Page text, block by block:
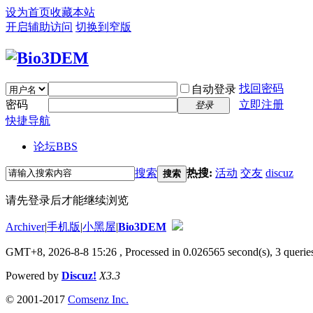
设为首页收藏本站
开启辅助访问 切换到窄版
自动登录 找回密码
密码
登录
立即注册
快捷导航
论坛BBS
搜索 搜索 热搜: 活动 交友 discuz
请先登录后才能继续浏览
Archiver|手机版|小黑屋|Bio3DEM
GMT+8, 2026-8-8 15:26 , Processed in 0.026565 second(s), 3
Powered by Discuz! X3.3
© 2001-2017 Comsenz Inc.